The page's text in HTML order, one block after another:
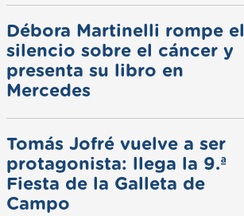
Débora Martinelli rompe el
silencio sobre el cáncer y
presenta su libro en
Mercedes
Tomás Jofré vuelve a ser
protagonista: llega la 9.ª
Fiesta de la Galleta de
Campo